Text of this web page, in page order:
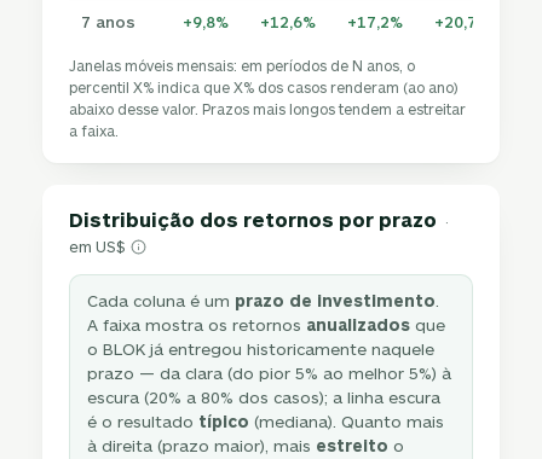
7 anos +9,8% +12,6% +17,2% +20,7%
Janelas móveis mensais: em períodos de N anos, o
percentil X% indica que X% dos casos renderam (ao ano)
abaixo desse valor. Prazos mais longos tendem a estreitar
a faixa.
Distribuição dos retornos por prazo ·
em US$
Cada coluna é um prazo de investimento
A faixa mostra os retornos anualizados que
o BLOK já entregou historicamente naquele
prazo — da clara (do pior 5% ao melhor 5%) à
escura (20% a 80% dos casos); a linha escura
é o resultado típico (mediana). Quanto mais
à direita (prazo maior), mais estreito o